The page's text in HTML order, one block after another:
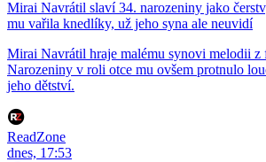
Mirai Navrátil slaví 34. narozeniny jako
mu vařila knedlíky, už jeho syna ale neuvidí
Mirai Navrátil hraje malému synovi melodii z
Narozeniny v roli otce mu ovšem protnulo
jeho dětství.
ReadZone
dnes, 17:53